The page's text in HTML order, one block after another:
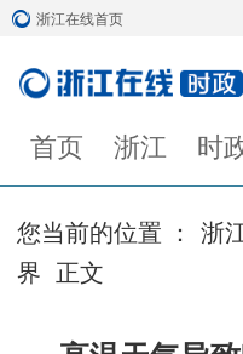
浙江在线首页
首页 浙江 时
您当前的位置 ： 浙
界 正文